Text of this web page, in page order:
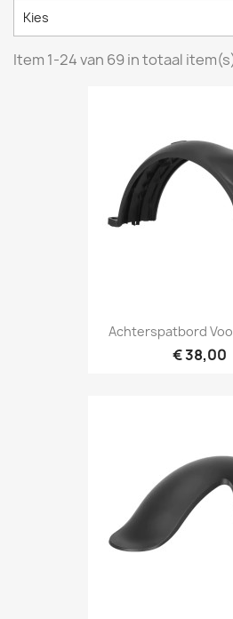
Kies
Item 1-24 van 69 in totaal
Achterspatbord
€ 38,00